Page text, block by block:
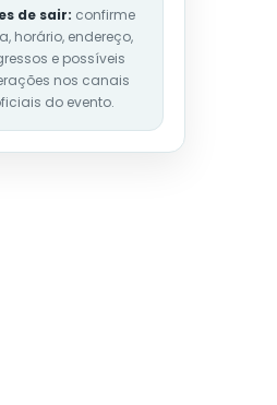
de sair: confirme
horário, endereço,
e possíveis
nos canais
do evento.